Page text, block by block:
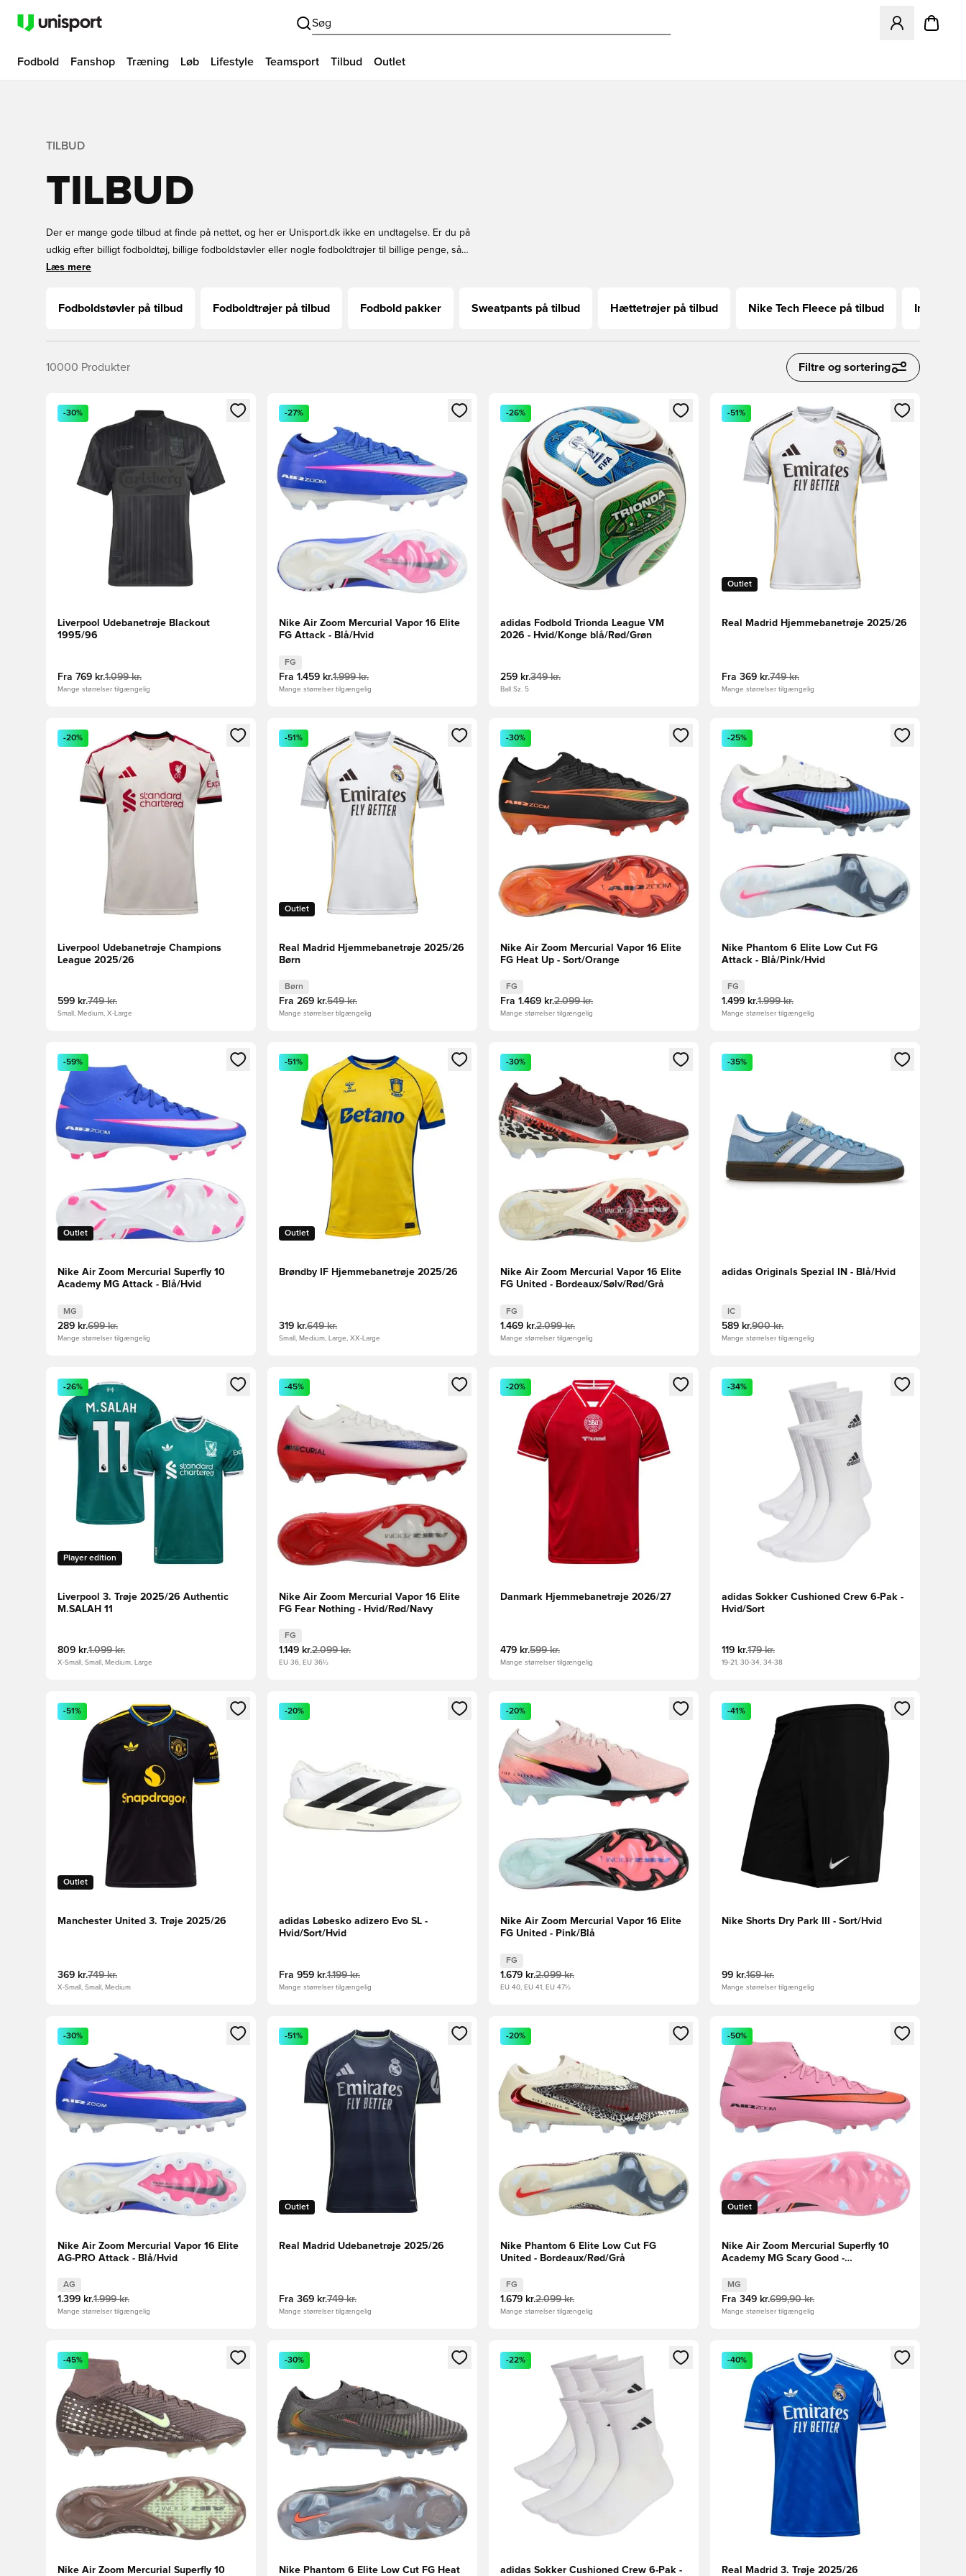
Søg
Åbner en
Fodbold Fanshop Træning Løb Lifestyle Teamsport Tilbud Outlet
TILBUD
TILBUD
Der er mange gode tilbud at finde på nettet, og her er Unisport.dk ikke en undtagelse. Er du på
udkig efter billigt fodboldtøj, billige fodboldstøvler eller nogle fodboldtrøjer til billige penge, så
finder du et stort udvalg ved at vælge webshoppen og gå efter produkter på tilbud.
Læs mere
Fodboldstøvler på tilbud Fodboldtrøjer på tilbud Fodbold pakker Sweatpants på tilbud Hættetrøjer på tilbud Nike Tech Fleece på tilbud
10000 Produkter Filtre og sortering
Åbner en Modal til at logge ind eller tilmelde dig som medlem
-30%
Liverpool Udebanetrøje Blackout
1995/96
Fra 769 kr.1.099 kr.
Mange størrelser tilgængelig
Åbner en Modal til at logge ind eller tilmelde dig som medlem
-27%
Nike Air Zoom Mercurial Vapor 16 Elite
FG Attack - Blå/Hvid
FG
Fra 1.459 kr.1.999 kr.
Mange størrelser tilgængelig
Åbner en Modal til at logge ind eller tilmelde dig som medlem
-26%
adidas Fodbold Trionda League VM
2026 - Hvid/Konge blå/Rød/Grøn
259 kr.349 kr.
Ball Sz. 5
Åbner en Modal til at logge ind eller tilmelde dig
Outlet
-51%
Real Madrid Hjemmebanetrøje 2025/26
Fra 369 kr.749 kr.
Mange størrelser tilgængelig
Åbner en Modal til at logge ind eller tilmelde dig som medlem
-20%
Liverpool Udebanetrøje Champions
League 2025/26
599 kr.749 kr.
Small, Medium, X-Large
Åbner en Modal til at logge ind eller tilmelde dig som medlem
Outlet
-51%
Real Madrid Hjemmebanetrøje 2025/26
Børn
Børn
Fra 269 kr.549 kr.
Mange størrelser tilgængelig
Åbner en Modal til at logge ind eller tilmelde dig som medlem
-30%
Nike Air Zoom Mercurial Vapor 16 Elite
FG Heat Up - Sort/Orange
FG
Fra 1.469 kr.2.099 kr.
Mange størrelser tilgængelig
Åbner en Modal til at logge ind eller tilmelde dig
-25%
Nike Phantom 6 Elite Low Cut FG
Attack - Blå/Pink/Hvid
FG
1.499 kr.1.999 kr.
Mange størrelser tilgængelig
Åbner en Modal til at logge ind eller tilmelde dig som medlem
Outlet
-59%
Nike Air Zoom Mercurial Superfly 10
Academy MG Attack - Blå/Hvid
MG
289 kr.699 kr.
Mange størrelser tilgængelig
Åbner en Modal til at logge ind eller tilmelde dig som medlem
Outlet
-51%
Brøndby IF Hjemmebanetrøje 2025/26
319 kr.649 kr.
Small, Medium, Large, XX-Large
Åbner en Modal til at logge ind eller tilmelde dig som medlem
-30%
Nike Air Zoom Mercurial Vapor 16 Elite
FG United - Bordeaux/Sølv/Rød/Grå
FG
1.469 kr.2.099 kr.
Mange størrelser tilgængelig
Åbner en Modal til at logge ind eller tilmelde dig
-35%
adidas Originals Spezial IN - Blå/Hvid
IC
589 kr.900 kr.
Mange størrelser tilgængelig
Åbner en Modal til at logge ind eller tilmelde dig som medlem
Player edition
-26%
Liverpool 3. Trøje 2025/26 Authentic
M.SALAH 11
809 kr.1.099 kr.
X-Small, Small, Medium, Large
Åbner en Modal til at logge ind eller tilmelde dig som medlem
-45%
Nike Air Zoom Mercurial Vapor 16 Elite
FG Fear Nothing - Hvid/Rød/Navy
FG
1.149 kr.2.099 kr.
EU 36, EU 36½
Åbner en Modal til at logge ind eller tilmelde dig som medlem
-20%
Danmark Hjemmebanetrøje 2026/27
479 kr.599 kr.
Mange størrelser tilgængelig
Åbner en Modal til at logge ind eller tilmelde dig
-34%
adidas Sokker Cushioned Crew 6-Pak -
Hvid/Sort
119 kr.179 kr.
19-21, 30-34, 34-38
Åbner en Modal til at logge ind eller tilmelde dig som medlem
Outlet
-51%
Manchester United 3. Trøje 2025/26
369 kr.749 kr.
X-Small, Small, Medium
Åbner en Modal til at logge ind eller tilmelde dig som medlem
-20%
adidas Løbesko adizero Evo SL -
Hvid/Sort/Hvid
Fra 959 kr.1.199 kr.
Mange størrelser tilgængelig
Åbner en Modal til at logge ind eller tilmelde dig som medlem
-20%
Nike Air Zoom Mercurial Vapor 16 Elite
FG United - Pink/Blå
FG
1.679 kr.2.099 kr.
EU 40, EU 41, EU 47½
Åbner en Modal til at logge ind eller tilmelde dig
-41%
Nike Shorts Dry Park III - Sort/Hvid
99 kr.169 kr.
Mange størrelser tilgængelig
Åbner en Modal til at logge ind eller tilmelde dig som medlem
-30%
Nike Air Zoom Mercurial Vapor 16 Elite
AG-PRO Attack - Blå/Hvid
AG
1.399 kr.1.999 kr.
Mange størrelser tilgængelig
Åbner en Modal til at logge ind eller tilmelde dig som medlem
Outlet
-51%
Real Madrid Udebanetrøje 2025/26
Fra 369 kr.749 kr.
Mange størrelser tilgængelig
Åbner en Modal til at logge ind eller tilmelde dig som medlem
-20%
Nike Phantom 6 Elite Low Cut FG
United - Bordeaux/Rød/Grå
FG
1.679 kr.2.099 kr.
Mange størrelser tilgængelig
Åbner en Modal til at logge ind eller tilmelde dig
Outlet
-50%
Nike Air Zoom Mercurial Superfly 10
Academy MG Scary Good -
MG
Fra 349 kr.699,90 kr.
Mange størrelser tilgængelig
Åbner en Modal til at logge ind eller tilmelde dig som medlem
-45%
Nike Air Zoom Mercurial Superfly 10
Åbner en Modal til at logge ind eller tilmelde dig som medlem
-30%
Nike Phantom 6 Elite Low Cut FG Heat
Åbner en Modal til at logge ind eller tilmelde dig som medlem
-22%
adidas Sokker Cushioned Crew 6-Pak -
Åbner en Modal til at logge ind eller tilmelde dig
-40%
Real Madrid 3. Trøje 2025/26